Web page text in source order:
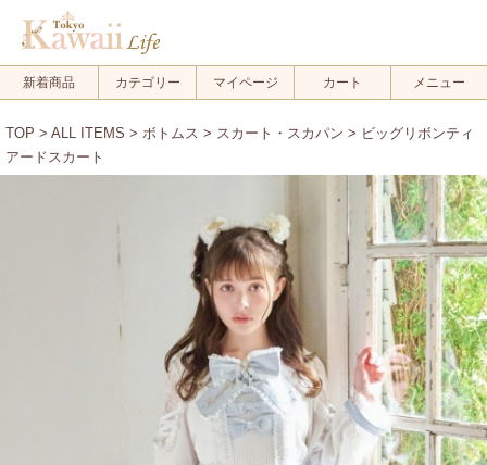
新着商品 カテゴリー マイページ カート メニュー
TOP > ALL ITEMS > ボトムス > スカート・スカパン > ビッグリボンティ
アードスカート